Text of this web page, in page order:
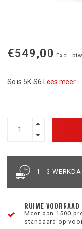
€549,00 Excl. btw
Solis 5K-S6 Lees meer..
1 - 3
RUIME VOORRAAD
Meer dan 1500
standaard op